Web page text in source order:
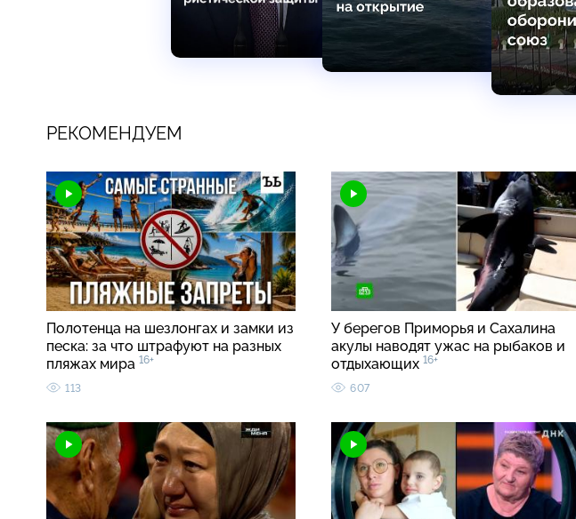
РЕКОМЕНДУЕМ
Полотенца на шезлонгах и замки из
песка: за что штрафуют на разных
пляжах мира 16+
113
У берегов Приморья и Сахалина
акулы наводят ужас на рыбаков и
отдыхающих 16+
607